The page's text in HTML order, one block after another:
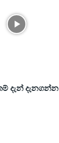
දැන් දැනගන්න